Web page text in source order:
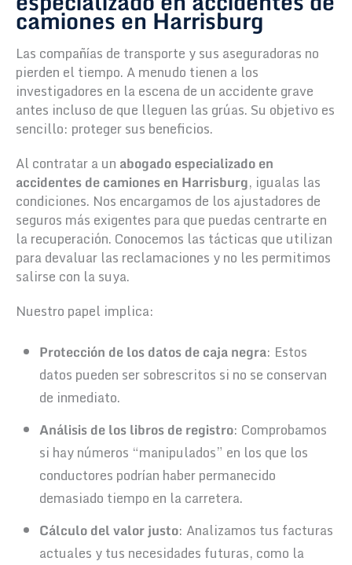
camiones en Harrisburg
Las compañías de transporte y sus aseguradoras no
pierden el tiempo. A menudo tienen a los
investigadores en la escena de un accidente grave
antes incluso de que lleguen las grúas. Su objetivo es
sencillo: proteger sus beneficios.
Al contratar a un abogado especializado en
accidentes de camiones en Harrisburg, igualas las
condiciones. Nos encargamos de los ajustadores de
seguros más exigentes para que puedas centrarte en
la recuperación. Conocemos las tácticas que utilizan
para devaluar las reclamaciones y no les permitimos
salirse con la suya.
Nuestro papel implica:
Protección de los datos de caja negra: Estos
datos pueden ser sobrescritos si no se conservan
de inmediato.
Análisis de los libros de registro: Comprobamos
si hay números “manipulados” en los que los
conductores podrían haber permanecido
demasiado tiempo en la carretera.
Cálculo del valor justo: Analizamos tus facturas
actuales y tus necesidades futuras, como la